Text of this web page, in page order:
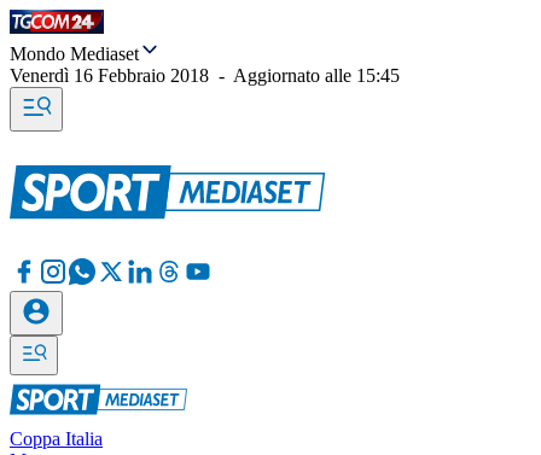
Mondo Mediaset
Venerdì 16 Febbraio 2018 - Aggiornato alle 15:45
Coppa Italia